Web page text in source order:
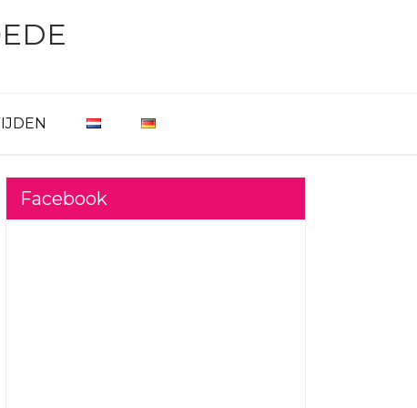
Facebook